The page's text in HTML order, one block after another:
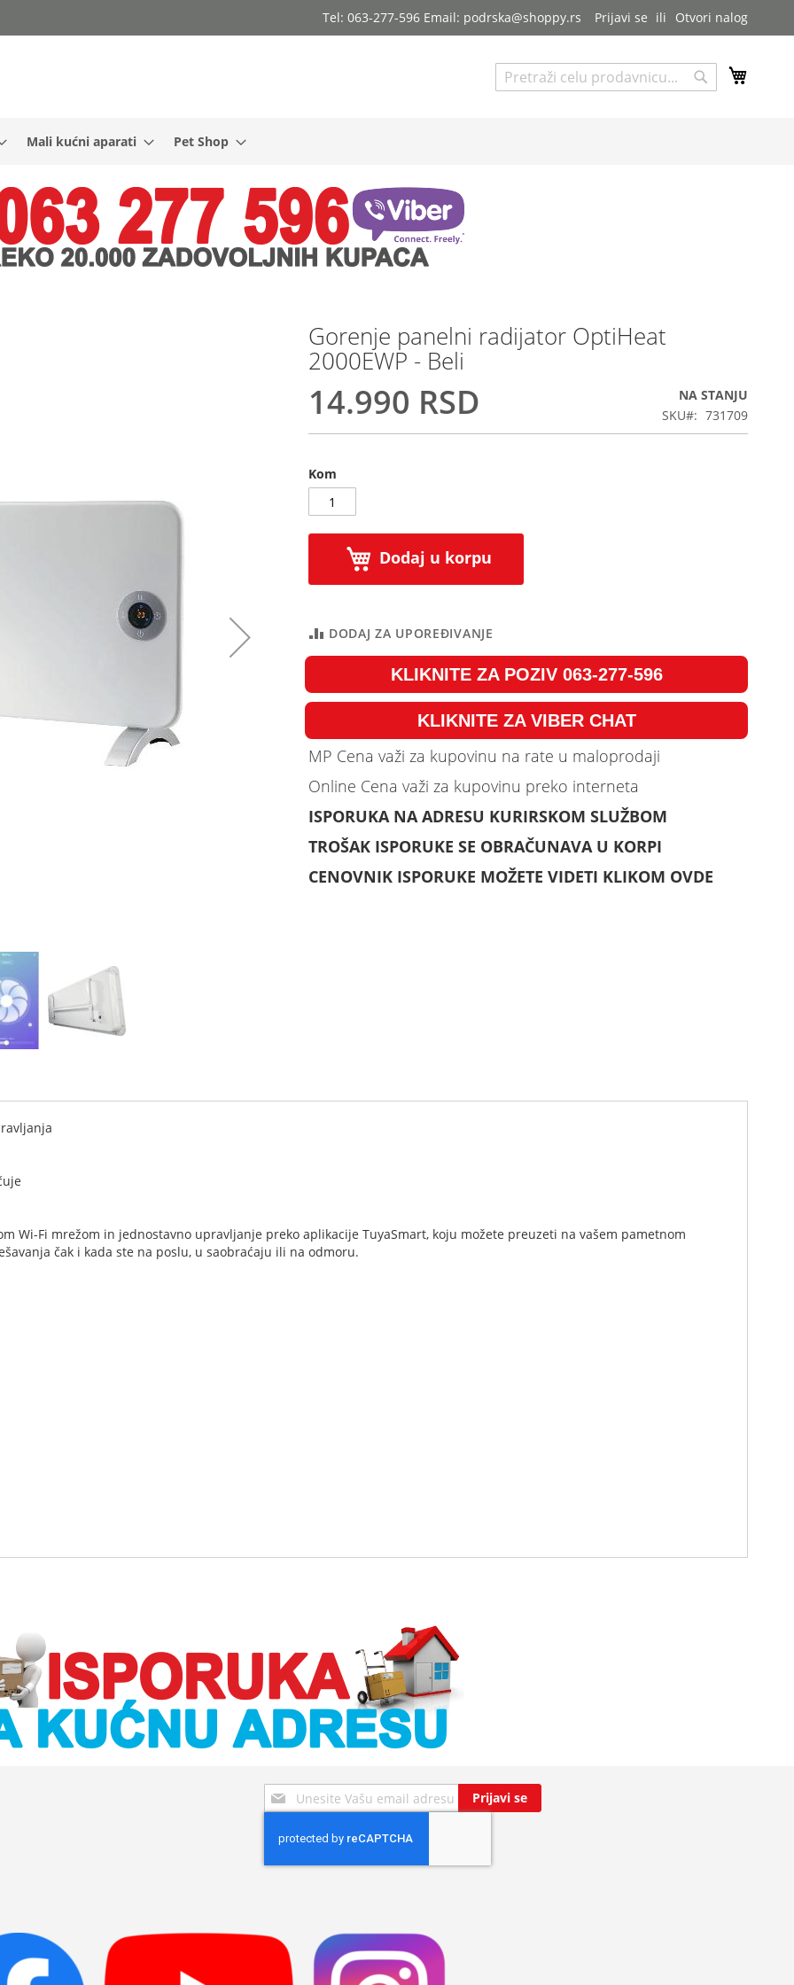
Tel: 063-277-596 Email: podrska@shoppy.rs Prijavi se Otvori nalog
Pretraga
Mali kućni aparati Pet Shop
Gorenje panelni radijator OptiHeat
2000EWP - Beli
14.990 RSD
NA STANJU
SKU
731709
Kom
Dodaj u korpu
DODAJ ZA UPOREĐIVANJE
KLIKNITE ZA POZIV 063-277-596
KLIKNITE ZA VIBER CHAT
MP Cena važi za kupovinu na rate u maloprodaji
Online Cena važi za kupovinu preko interneta
ISPORUKA NA ADRESU KURIRSKOM SLUŽBOM
TROŠAK ISPORUKE SE OBRAČUNAVA U KORPI
CENOVNIK ISPORUKE MOŽETE VIDETI KLIKOM OVDE
Wi-Fi mrežom in jednostavno upravljanje preko aplikacije TuyaSmart, koju možete preuzeti na vašem pametnom
čak i kada ste na poslu, u saobraćaju ili na odmoru.
Sign
Up
Our
Newsletter:
Prijavi se